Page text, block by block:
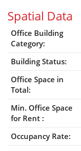
Spatial Data
Office Building
Category:
Building Status:
Office Space in
Total:
Min. Office Space
for Rent :
Occupancy Rate: